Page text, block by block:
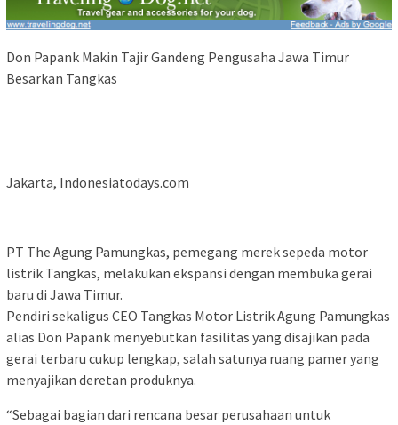
Don Papank Makin Tajir Gandeng Pengusaha Jawa Timur
Besarkan Tangkas
Jakarta, Indonesiatodays.com
PT The Agung Pamungkas, pemegang merek sepeda motor
listrik Tangkas, melakukan ekspansi dengan membuka gerai
baru di Jawa Timur.
Pendiri sekaligus CEO Tangkas Motor Listrik Agung Pamungkas
alias Don Papank menyebutkan fasilitas yang disajikan pada
gerai terbaru cukup lengkap, salah satunya ruang pamer yang
menyajikan deretan produknya.
“Sebagai bagian dari rencana besar perusahaan untuk